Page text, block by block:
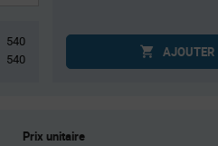
540
540 AJOUTER
Prix unitaire